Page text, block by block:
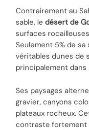
Contrairement au
sable, ledésert de
surfaces
Seulement 5% de
véritables dunes de
principalement dans
Ses paysages
gravier, canyons
plateaux rocheux.
contraste fortement